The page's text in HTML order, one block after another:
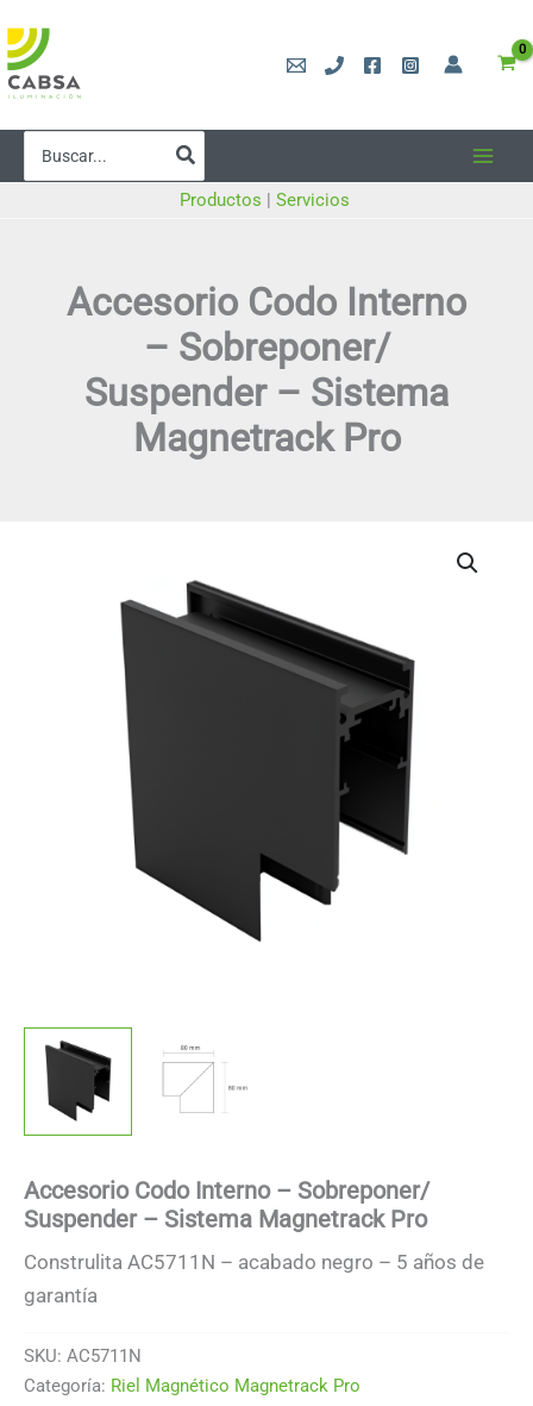
al
contenido
por:
Productos | Servicios
Accesorio Codo Interno
– Sobreponer/
Suspender – Sistema
Magnetrack Pro
Accesorio Codo Interno – Sobreponer/
Suspender – Sistema Magnetrack Pro
Construlita AC5711N – acabado negro – 5 años de
garantía
SKU: AC5711N
Categoría: Riel Magnético Magnetrack Pro